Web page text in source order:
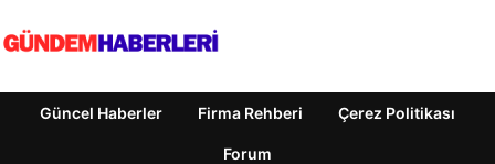
Güncel Haberler Firma Rehberi Çerez Politikası
Forum